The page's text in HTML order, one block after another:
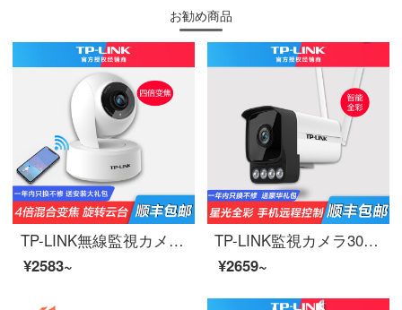
お勧め商品
TP-LINK無線監視カメラwifi携帯電話の長距離300万高清ズーム雲台ネットワークのスマートセキュリティー家庭用モニタ360度のパノラマTL-PC 43 ANZの4倍ズーム回転カメラ32 GB
¥2583~
TP-LINK監視カメラ300万高精細携帯電話長距離家庭用外部ネットワーク映像ヘッドセット無線Wifi高精細銃スマートフルカラー夜間テレビTL-PC 534 H-4 mmダブルアンテナ128 GB
¥2659~